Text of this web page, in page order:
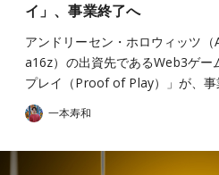
イ」、事業終了へ
アンドリーセン・ホロウィッツ
a16z）の出資先であるWeb3ゲー
プレイ（Proof of Play）」が、
一本寿和